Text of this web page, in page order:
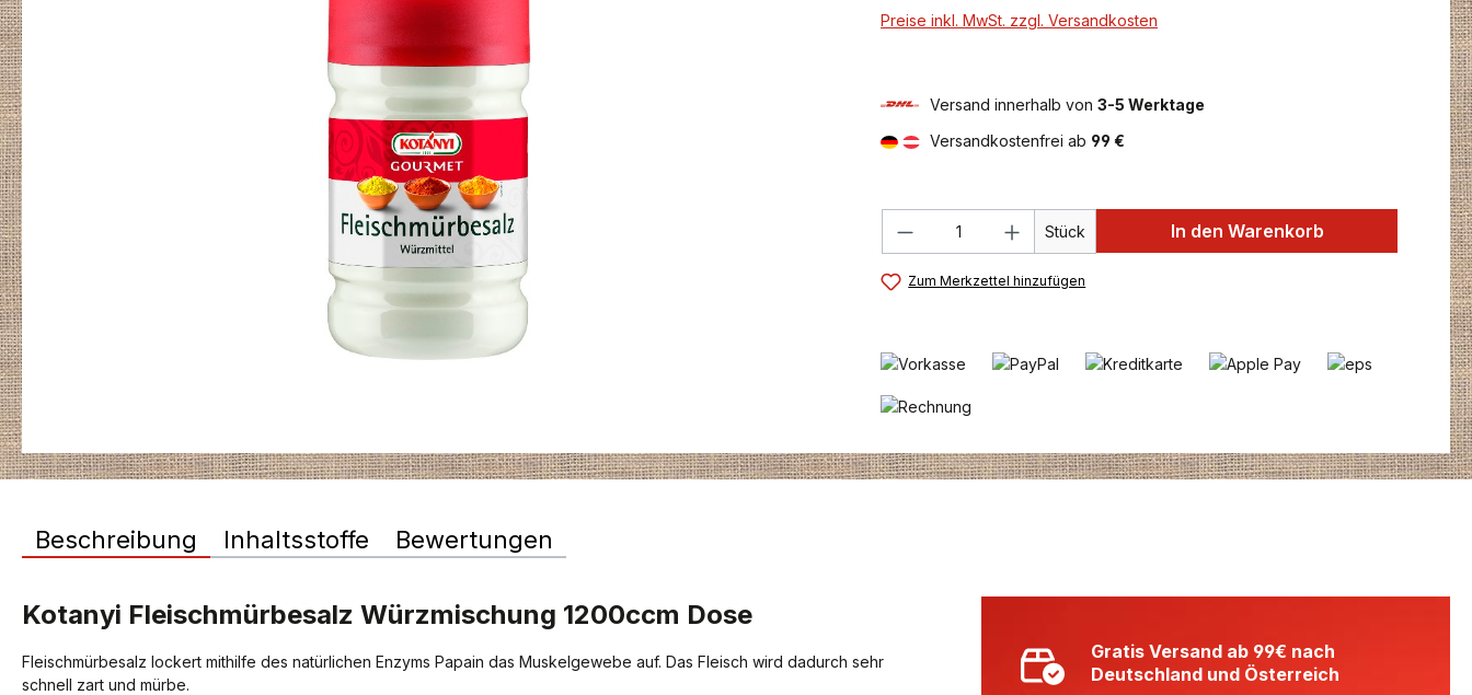
Preise inkl. MwSt. zzgl. Versandkosten
Versand innerhalb von 3-5 Werktage
Versandkostenfrei ab 99 €
Produkt Anzahl: Gib den gewünschten Wert
Stück In den Warenkorb
Zum Merkzettel hinzufügen
Beschreibung Inhaltsstoffe Bewertungen
Kotanyi Fleischmürbesalz Würzmischung 1200ccm Dose
Fleischmürbesalz lockert mithilfe des natürlichen Enzyms Papain das Muskelgewebe auf. Das Fleisch wird dadurch sehr
schnell zart und mürbe.
Gratis Versand ab 99€ nach
Deutschland und Österreich